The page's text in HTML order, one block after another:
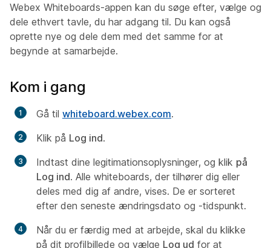
Webex Whiteboards-appen kan du søge efter, vælge og
dele ethvert tavle, du har adgang til. Du kan også
oprette nye og dele dem med det samme for at
begynde at samarbejde.
Kom i gang
Gå til whiteboard.webex.com.
Klik på Log ind.
Indtast dine legitimationsoplysninger, og klik på
Log ind. Alle whiteboards, der tilhører dig eller
deles med dig af andre, vises. De er sorteret
efter den seneste ændringsdato og -tidspunkt.
Når du er færdig med at arbejde, skal du klikke
på dit profilbillede og vælge Log ud for at